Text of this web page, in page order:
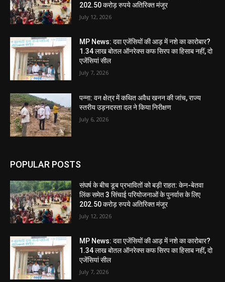
202.50 करोड़ रुपये अतिरिक्त मंजूर
July 12, 2026
MP News: दवा एजेंसियों की आड़ में नशे का कारोबार?
1.34 लाख बोतल ऑनरेक्स कफ सिरप का हिसाब नहीं, दो
एजेंसियां सील
July 7, 2026
पन्ना: वन क्षेत्र में कथित अवैध खनन की जांच, राज्य
स्तरीय उड़नदस्ता दल ने किया निरीक्षण
July 6, 2026
POPULAR POSTS
संघर्ष के बीच डूब प्रभावितों को बड़ी राहत: केन-बेतवा
लिंक समेत 3 सिंचाई परियोजनाओं के पुनर्वास के लिए
202.50 करोड़ रुपये अतिरिक्त मंजूर
July 12, 2026
MP News: दवा एजेंसियों की आड़ में नशे का कारोबार?
1.34 लाख बोतल ऑनरेक्स कफ सिरप का हिसाब नहीं, दो
एजेंसियां सील
July 7, 2026